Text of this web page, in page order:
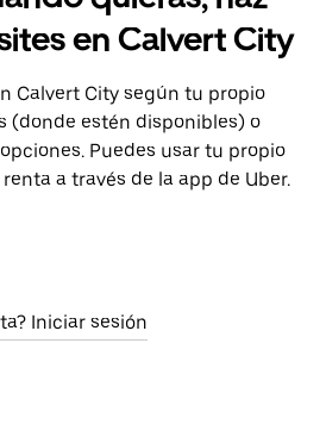
en Calvert City
Calvert City según tu propio
(donde estén disponibles) o
Puedes usar tu propio
a través de la app de Uber.
Iniciar sesión